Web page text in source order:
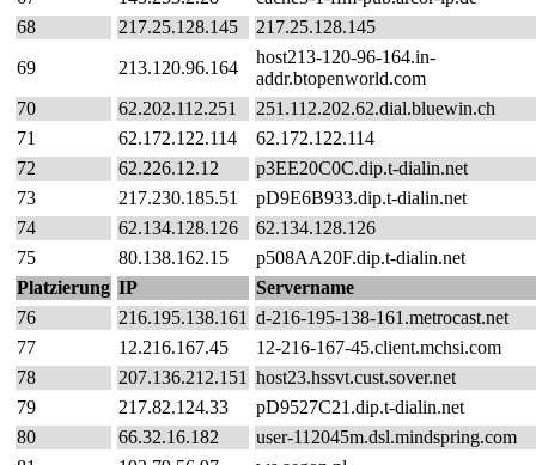
68
217.25.128.145
217.25.128.145
69
213.120.96.164
host213-120-96-164.in-
addr.btopenworld.com
70
62.202.112.251
251.112.202.62.dial.bluewin.ch
71
62.172.122.114
62.172.122.114
72
62.226.12.12
p3EE20C0C.dip.t-dialin.net
73
217.230.185.51
pD9E6B933.dip.t-dialin.net
74
62.134.128.126
62.134.128.126
75
80.138.162.15
p508AA20F.dip.t-dialin.net
Platzierung IP
Servername
76
216.195.138.161 d-216-195-138-161.metrocast.net
77
12.216.167.45
12-216-167-45.client.mchsi.com
78
207.136.212.151 host23.hssvt.cust.sover.net
79
217.82.124.33
pD9527C21.dip.t-dialin.net
80
66.32.16.182
user-112045m.dsl.mindspring.com